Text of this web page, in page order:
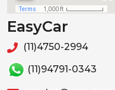
EasyCar
(11)4750-2994
(11)94791-0343